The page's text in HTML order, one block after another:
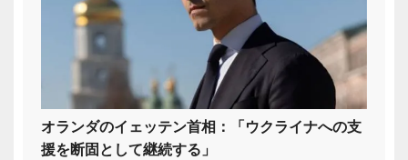
オランダのイェッテン首相：「ウクライナへの支
援を断固として継続する」